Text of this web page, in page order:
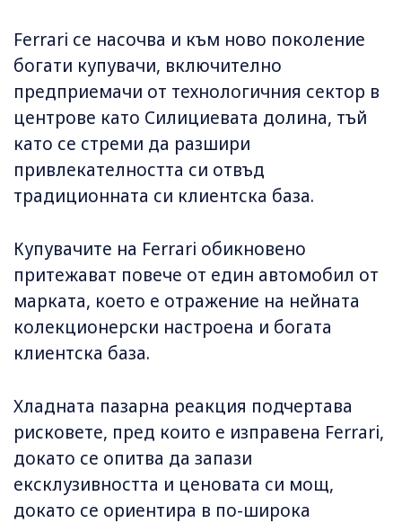
Ferrari се насочва и към ново поколение
богати купувачи, включително
предприемачи от технологичния сектор в
центрове като Силициевата долина, тъй
като се стреми да разшири
привлекателността си отвъд
традиционната си клиентска база.
Купувачите на Ferrari обикновено
притежават повече от един автомобил от
марката, което е отражение на нейната
колекционерски настроена и богата
клиентска база.
Хладната пазарна реакция подчертава
рисковете, пред които е изправена Ferrari,
докато се опитва да запази
ексклузивността и ценовата си мощ,
докато се ориентира в по-широка